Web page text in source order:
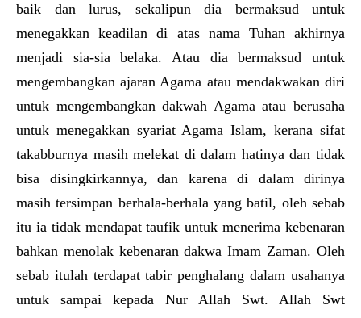
baik dan lurus, sekalipun dia bermaksud untuk
menegakkan keadilan di atas nama Tuhan akhirnya
menjadi sia-sia belaka. Atau dia bermaksud untuk
mengembangkan ajaran Agama atau mendakwakan diri
untuk mengembangkan dakwah Agama atau berusaha
untuk menegakkan syariat Agama Islam, kerana sifat
takabburnya masih melekat di dalam hatinya dan tidak
bisa disingkirkannya, dan karena di dalam dirinya
masih tersimpan berhala-berhala yang batil, oleh sebab
itu ia tidak mendapat taufik untuk menerima kebenaran
bahkan menolak kebenaran dakwa Imam Zaman. Oleh
sebab itulah terdapat tabir penghalang dalam usahanya
untuk sampai kepada Nur Allah Swt. Allah Swt